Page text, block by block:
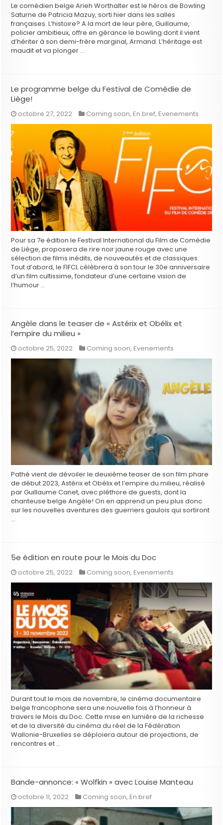
Le comédien belge Arieh Worthalter est le héros de Bowling
Saturne de Patricia Mazuy, sorti hier dans les salles
françaises. L’histoire? A la mort de leur père, Guillaume,
policier ambitieux, offre en gérance le bowling dont il vient
d’hériter à son demi-frère marginal, Armand. L’héritage est
maudit et va plonger …
Le programme belge du Festival de Comédie de
Liège!
octobre 27, 2022 Coming soon, En bref, Evenements
Pour sa 7e édition le Festival International du Film de Comédie
de Liège, proposera de rire noir jaune rouge avec une
sélection de films inédits, de nouveautés et de classiques.
Tout d’abord, le FIFCL célèbrera à son tour le 30e anniversaire
d’un film cultissime, fondateur d’une certaine vision de
l’humour …
Angèle dans le teaser de « Astérix et Obélix et
l’empire du milieu »
octobre 25, 2022 Coming soon, Evenements
Pathé vient de dévoiler le deuxième teaser de son film phare
de début 2023, Astérix et Obélix et l’empire du milieu, réalisé
par Guillaume Canet, avec pléthore de guests, dont la
chanteuse belge Angèle! On en apprend un peu plus donc
sur les nouvelles aventures des guerriers gaulois qui sortiront
…
5e édition en route pour le Mois du Doc
octobre 25, 2022 Coming soon, Evenements
Durant tout le mois de novembre, le cinéma documentaire
belge francophone sera une nouvelle fois à l’honneur à
travers le Mois du Doc. Cette mise en lumière de la richesse
et de la diversité du cinéma du réel de la Fédération
Wallonie-Bruxelles se déploiera autour de projections, de
rencontres et …
Bande-annonce: « Wolfkin » avec Louise Manteau
octobre 11, 2022 Coming soon, En bref